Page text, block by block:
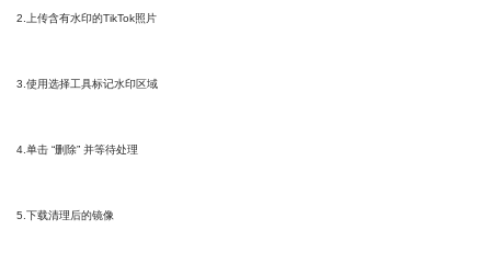
2.上传含有水印的TikTok照片
3.使用选择工具标记水印区域
4.单击 “删除” 并等待处理
5.下载清理后的镜像